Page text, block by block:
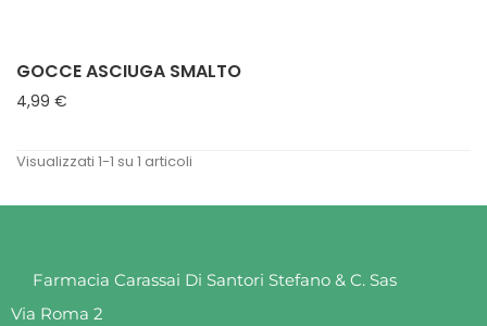
GOCCE ASCIUGA SMALTO
4,99 €
Visualizzati 1-1 su 1 articoli
Farmacia Carassai Di Santori Stefano & C. Sas
Via Roma 2